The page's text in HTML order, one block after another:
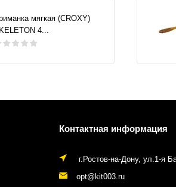
мягкая (CROXY)
4...
Контактная информация
г.Ростов-на-Дону, ул.1-я
opt@kit003.ru